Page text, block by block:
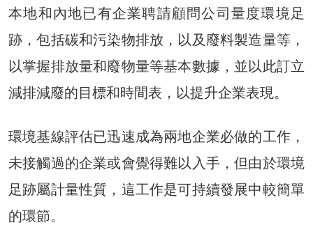
本地和內地已有企業聘請顧問公司量度環境足
跡，包括碳和污染物排放，以及廢料製造量等，
以掌握排放量和廢物量等基本數據，並以此訂立
減排減廢的目標和時間表，以提升企業表現。
環境基線評估已迅速成為兩地企業必做的工作，
未接觸過的企業或會覺得難以入手，但由於環境
足跡屬計量性質，這工作是可持續發展中較簡單
的環節。